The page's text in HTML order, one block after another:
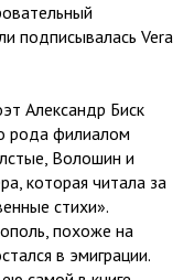
подписывалась Vera
Александр Биск
рода филиалом
Волошин и
которая читала за
стихи».
похоже на
в эмиграции.